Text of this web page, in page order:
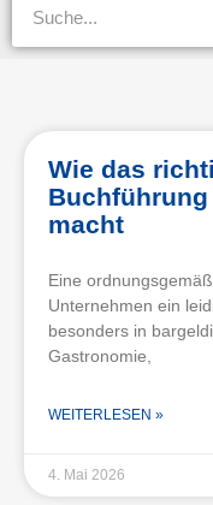
Wie das
macht
Eine
Unternehmen ein
besonders in
Gastronomie,
WEITERLESEN »
4. Mai 2026